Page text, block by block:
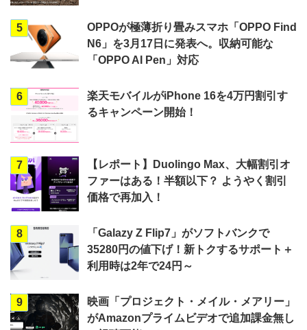
5
OPPOが極薄折り畳みスマホ「OPPO Find
N6」を3月17日に発表へ。収納可能な
「OPPO AI Pen」対応
6
楽天モバイルがiPhone 16を4万円割引す
るキャンペーン開始！
7
【レポート】Duolingo Max、大幅割引オ
ファーはある！半額以下？ ようやく割引
価格で再加入！
8
「Galazy Z Flip7」がソフトバンクで
35280円の値下げ！新トクするサポート＋
利用時は2年で24円～
9
映画「プロジェクト・メイル・メアリー」
がAmazonプライムビデオで追加課金無し